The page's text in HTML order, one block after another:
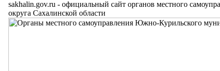
sakhalin.gov.ru - официальный сайт органов местного
округа Сахалинской области